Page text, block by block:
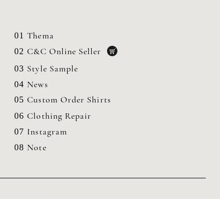
01 Thema
02 C&C Online Seller
03 Style Sample
04 News
05 Custom Order Shirts
06 Clothing Repair
07 Instagram
08 Note